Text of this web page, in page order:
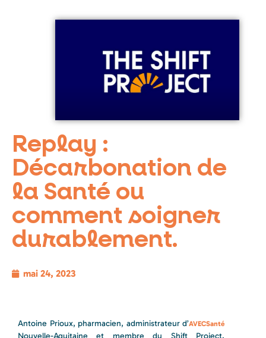
Replay :
Décarbonation de
la Santé ou
comment soigner
durablement.
mai 24, 2023
Antoine Prioux, pharmacien, administrateur d’AVECSanté
Nouvelle-Aquitaine et membre du Shift Project,